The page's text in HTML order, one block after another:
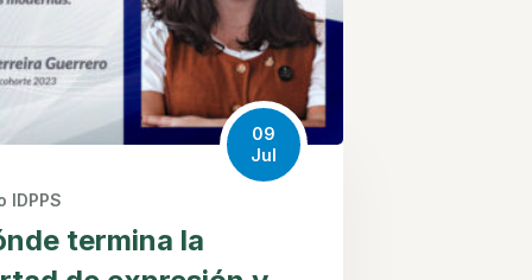
09
Jul
IDPPS
termina la